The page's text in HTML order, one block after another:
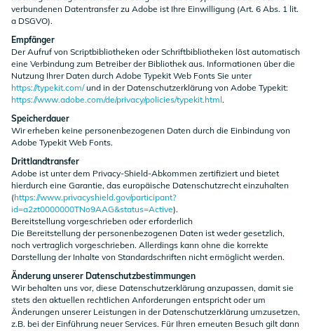
verbundenen Datentransfer zu Adobe ist Ihre Einwilligung (Art. 6 Abs. 1 lit.
a DSGVO).
Empfänger
Der Aufruf von Scriptbibliotheken oder Schriftbibliotheken löst automatisch
eine Verbindung zum Betreiber der Bibliothek aus. Informationen über die
Nutzung Ihrer Daten durch Adobe Typekit Web Fonts Sie unter
https://typekit.com/und in der Datenschutzerklärung von Adobe Typekit:
https://www.adobe.com/de/privacy/policies/typekit.html.
Speicherdauer
Wir erheben keine personenbezogenen Daten durch die Einbindung von
Adobe Typekit Web Fonts.
Drittlandtransfer
Adobe ist unter dem Privacy-Shield-Abkommen zertifiziert und bietet
hierdurch eine Garantie, das europäische Datenschutzrecht einzuhalten
(https://www.privacyshield.gov/participant?
id=a2zt0000000TNo9AAG&status=Active).
Bereitstellung vorgeschrieben oder erforderlich
Die Bereitstellung der personenbezogenen Daten ist weder gesetzlich,
noch vertraglich vorgeschrieben. Allerdings kann ohne die korrekte
Darstellung der Inhalte von Standardschriften nicht ermöglicht werden.
Änderung unserer Datenschutzbestimmungen
Wir behalten uns vor, diese Datenschutzerklärung anzupassen, damit sie
stets den aktuellen rechtlichen Anforderungen entspricht oder um
Änderungen unserer Leistungen in der Datenschutzerklärung umzusetzen,
z.B. bei der Einführung neuer Services. Für Ihren erneuten Besuch gilt dann